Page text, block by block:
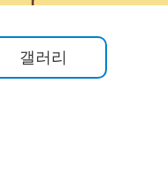
갤러리